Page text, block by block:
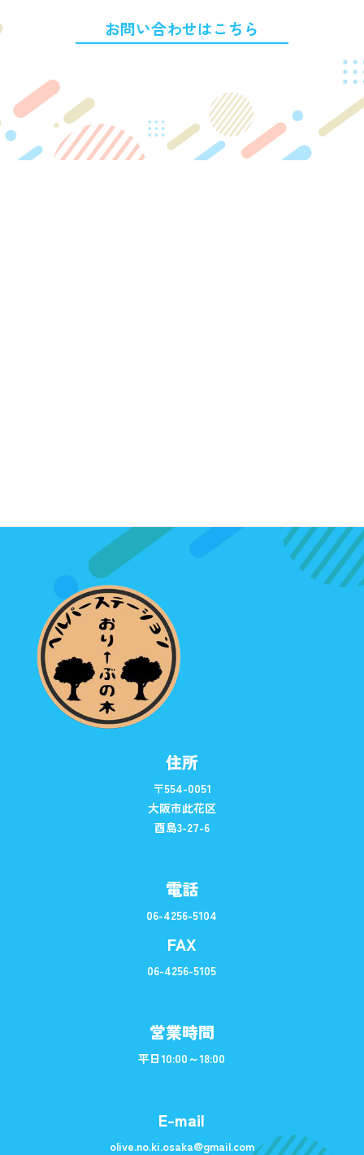
お問い合わせはこちら
住所
〒554-0051
大阪市此花区
酉島3-27-6
電話
06-4256-5104
FAX
06-4256-5105
営業時間
平日10:00～18:00
E-mail
olive.no.ki.osaka@gmail.com